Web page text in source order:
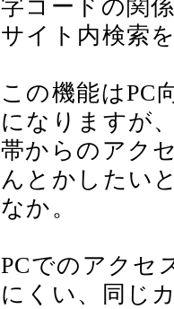
字コードの関
サイト内検索
この機能はPC
になりますが
帯からのアク
んとかしたい
なか。
PCでのアクセ
にくい、同じ